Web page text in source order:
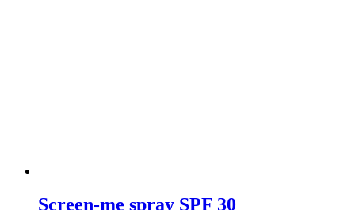
Screen-me spray SPF 30